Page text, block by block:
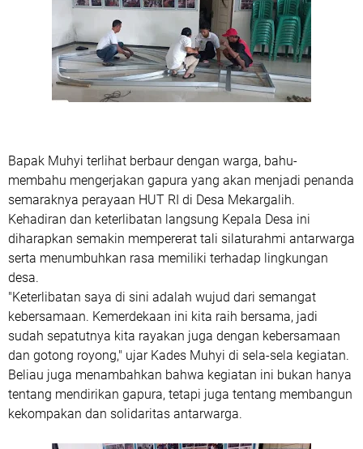
Bapak Muhyi terlihat berbaur dengan warga, bahu-
membahu mengerjakan gapura yang akan menjadi penanda
semaraknya perayaan HUT RI di Desa Mekargalih.
Kehadiran dan keterlibatan langsung Kepala Desa ini
diharapkan semakin mempererat tali silaturahmi antarwarga
serta menumbuhkan rasa memiliki terhadap lingkungan
desa.
"Keterlibatan saya di sini adalah wujud dari semangat
kebersamaan. Kemerdekaan ini kita raih bersama, jadi
sudah sepatutnya kita rayakan juga dengan kebersamaan
dan gotong royong," ujar Kades Muhyi di sela-sela kegiatan.
Beliau juga menambahkan bahwa kegiatan ini bukan hanya
tentang mendirikan gapura, tetapi juga tentang membangun
kekompakan dan solidaritas antarwarga.